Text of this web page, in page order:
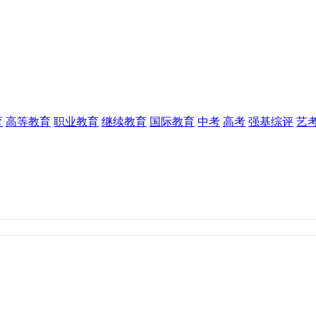
高等教育 职业教育 继续教育 国际教育 中考 高考 强基综评 艺